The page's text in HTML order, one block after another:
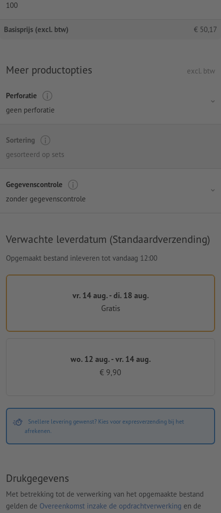
100
Basisprijs (excl. btw) € 50,17
Meer productopties excl. btw
Perforatie
geen perforatie
Sortering
gesorteerd op sets
Gegevenscontrole
zonder gegevenscontrole
Verwachte leverdatum (Standaardverzending)
Opgemaakt bestand inleveren tot vandaag 12:00
vr. 14 aug. - di. 18 aug.
Gratis
wo. 12 aug. - vr. 14 aug.
€ 9,90
Snellere levering gewenst? Kies voor expresverzending bij het
afrekenen.
Drukgegevens
Met betrekking tot de verwerking van het opgemaakte bestand
gelden de Overeenkomst inzake de opdrachtverwerking en de